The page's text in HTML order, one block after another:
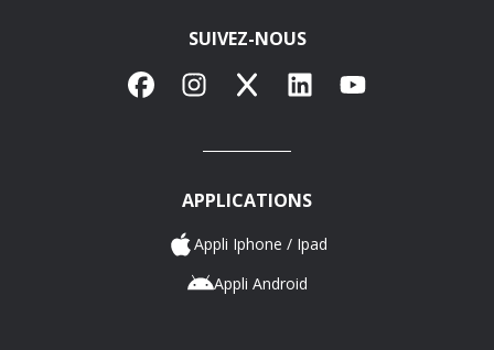
SUIVEZ-NOUS
FacebookInstagram
X LinkedInYouTube
APPLICATIONS
Appli Iphone / Ipad
Appli Android